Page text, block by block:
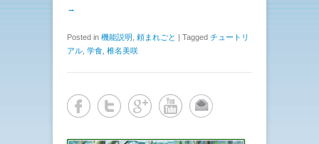
→
Posted in 機能説明 頼まれごと | Tagged チュートリ
アル 学食 椎名美咲